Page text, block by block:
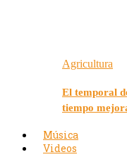
Agricultura
El temporal
tiempo
Música
Videos